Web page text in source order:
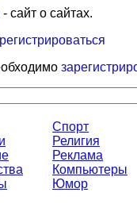
- сайт о сайтах.
Спорт
Религия
Реклама
Компьютеры
Юмор